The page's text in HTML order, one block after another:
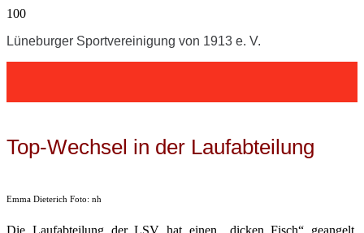
Lüneburger Sportvereinigung von 1913 e. V.
Top-Wechsel in der Laufabteilung
Emma Dieterich Foto: nh
Die Laufabteilung der LSV hat einen „dicken Fisch“ geangelt.